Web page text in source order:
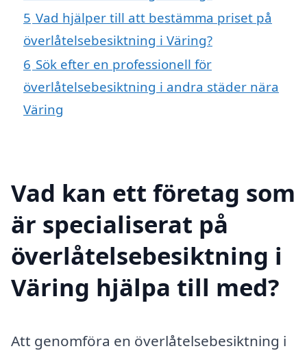
5 Vad hjälper till att bestämma priset på
överlåtelsebesiktning i Väring?
6 Sök efter en professionell för
överlåtelsebesiktning i andra städer nära
Väring
Vad kan ett företag som
är specialiserat på
överlåtelsebesiktning i
Väring hjälpa till med?
Att genomföra en överlåtelsebesiktning i